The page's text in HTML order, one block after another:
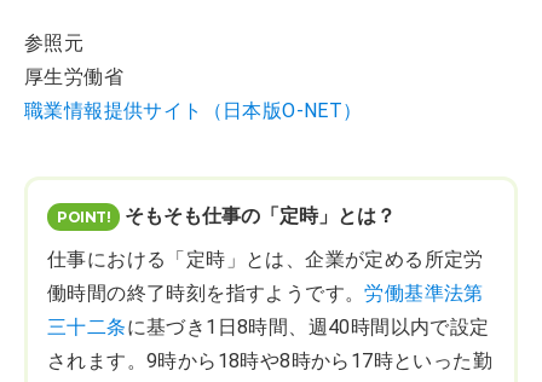
参照元
厚生労働省
職業情報提供サイト（日本版O-NET）
そもそも仕事の「定時」とは？
仕事における「定時」とは、企業が定める所定労
働時間の終了時刻を指すようです。労働基準法第
三十二条に基づき1日8時間、週40時間以内で設定
されます。9時から18時や8時から17時といった勤